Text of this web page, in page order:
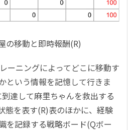
の移動と即時報酬(R)
ーニングによってどこに移動す
という情報を記憶して行きま
達して麻里ちゃんを救出する
態を表す(R)表のほかに、経験
を記録する戦略ボード(Qボー